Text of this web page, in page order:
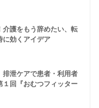
介護をもう辞めたい、転
に効くアイデア
排泄ケアで患者・利用者
１回『おむつフィッター